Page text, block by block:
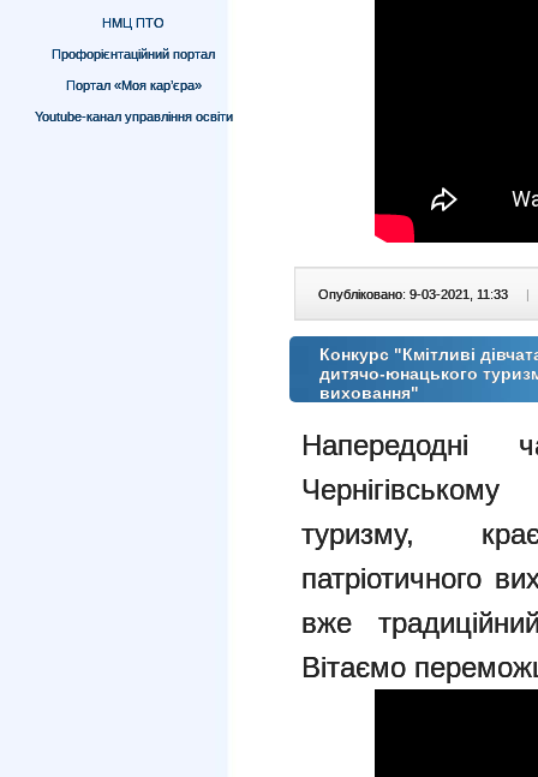
НМЦ ПТО
Профорієнтаційний портал
Портал «Моя кар’єра»
Youtube-канал управління освіти
Опубліковано: 9-03-2021, 11:33 |
Конкурс "Кмітливі
дитячо-юнацького
виховання"
Напередодні
туризму,
патріотичного
вже
Вітаємо